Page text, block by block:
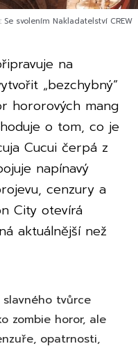
Se svolením Nakladatelství CREW
na
„bezchybný“
hororových mang
o tom, co je
Cucui čerpá z
napínavý
cenzury a
City otevírá
aktuálnější než
tvůrce
zombie horor, ale
opatrnosti,